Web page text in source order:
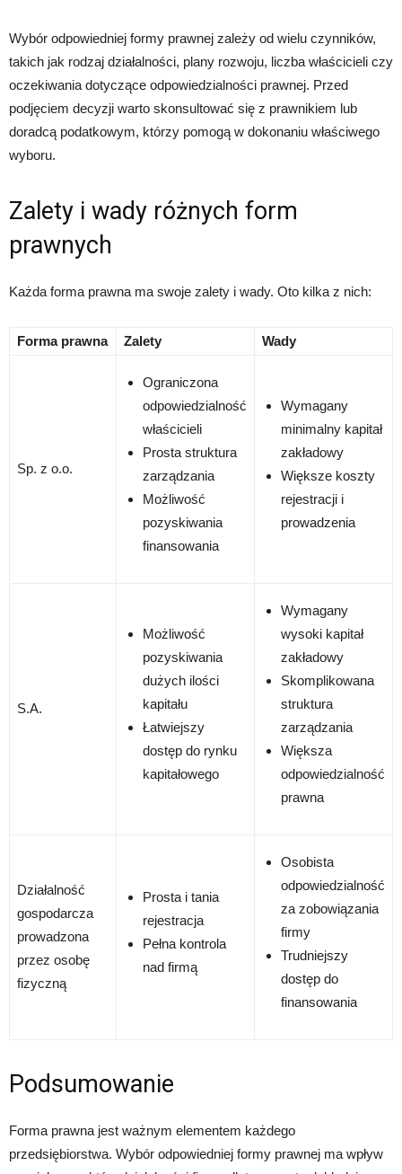
Wybór odpowiedniej formy prawnej zależy od wielu czynników,
takich jak rodzaj działalności, plany rozwoju, liczba właścicieli czy
oczekiwania dotyczące odpowiedzialności prawnej. Przed
podjęciem decyzji warto skonsultować się z prawnikiem lub
doradcą podatkowym, którzy pomogą w dokonaniu właściwego
wyboru.
Zalety i wady różnych form
prawnych
Każda forma prawna ma swoje zalety i wady. Oto kilka z nich:
Forma prawna Zalety Wady
Sp. z o.o.
Ograniczona
odpowiedzialność
właścicieli
Prosta struktura
zarządzania
Możliwość
pozyskiwania
finansowania
Wymagany
minimalny kapitał
zakładowy
Większe koszty
rejestracji i
prowadzenia
S.A.
Możliwość
pozyskiwania
dużych ilości
kapitału
Łatwiejszy
dostęp do rynku
kapitałowego
Wymagany
wysoki kapitał
zakładowy
Skomplikowana
struktura
zarządzania
Większa
odpowiedzialność
prawna
Działalność
gospodarcza
prowadzona
przez osobę
fizyczną
Prosta i tania
rejestracja
Pełna kontrola
nad firmą
Osobista
odpowiedzialność
za zobowiązania
firmy
Trudniejszy
dostęp do
finansowania
Podsumowanie
Forma prawna jest ważnym elementem każdego
przedsiębiorstwa. Wybór odpowiedniej formy prawnej ma wpływ